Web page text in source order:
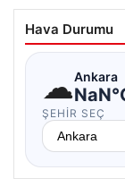
Hava Durumu
☁Ankara
ŞEHIR SEÇ